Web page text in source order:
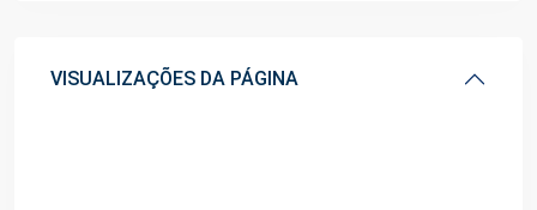
VISUALIZAÇÕES DA PÁGINA